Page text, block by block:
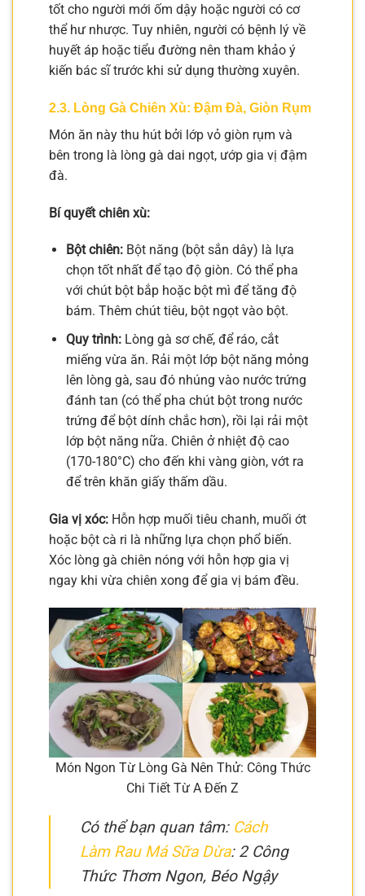
tốt cho người mới ốm dậy hoặc người có cơ
thể hư nhược. Tuy nhiên, người có bệnh lý về
huyết áp hoặc tiểu đường nên tham khảo ý
kiến bác sĩ trước khi sử dụng thường xuyên.
2.3. Lòng Gà Chiên Xù: Đậm Đà, Giòn Rụm
Món ăn này thu hút bởi lớp vỏ giòn rụm và
bên trong là lòng gà dai ngọt, ướp gia vị đậm
đà.
Bí quyết chiên xù:
Bột chiên:Bột năng (bột sắn dây) là lựa
chọn tốt nhất để tạo độ giòn. Có thể pha
với chút bột bắp hoặc bột mì để tăng độ
bám. Thêm chút tiêu, bột ngọt vào bột.
Quy trình:Lòng gà sơ chế, để ráo, cắt
miếng vừa ăn. Rải một lớp bột năng mỏng
lên lòng gà, sau đó nhúng vào nước trứng
đánh tan (có thể pha chút bột trong nước
trứng để bột dính chắc hơn), rồi lại rải một
lớp bột năng nữa. Chiên ở nhiệt độ cao
(170-180°C) cho đến khi vàng giòn, vớt ra
để trên khăn giấy thấm dầu.
Gia vị xóc: Hỗn hợp muối tiêu chanh, muối ớt
hoặc bột cà ri là những lựa chọn phổ biến.
Xóc lòng gà chiên nóng với hỗn hợp gia vị
ngay khi vừa chiên xong để gia vị bám đều.
Món Ngon Từ Lòng Gà Nên Thử: Công Thức
Chi Tiết Từ A Đến Z
Có thể bạn quan tâm: Cách
Làm Rau Má Sữa Dừa: 2 Công
Thức Thơm Ngon, Béo Ngậy